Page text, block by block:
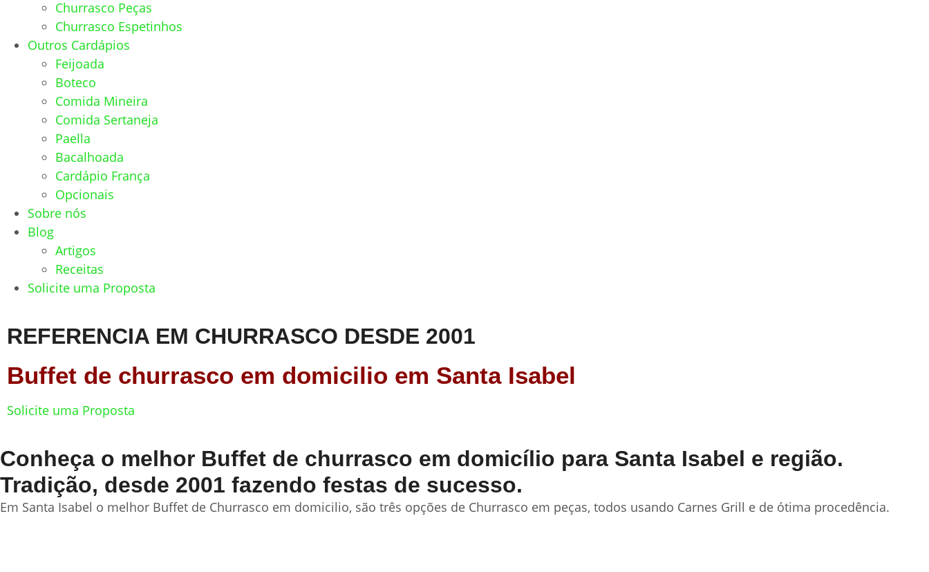
Churrasco Peças
Churrasco Espetinhos
Outros Cardápios
Feijoada
Boteco
Comida Mineira
Comida Sertaneja
Paella
Bacalhoada
Cardápio França
Opcionais
Sobre nós
Blog
Artigos
Receitas
Solicite uma Proposta
REFERENCIA EM CHURRASCO DESDE 2001
Buffet de churrasco em domicilio em Santa Isabel
Solicite uma Proposta
Conheça o melhor Buffet de churrasco em domicílio para Santa Isabel e região.
Tradição, desde 2001 fazendo festas de sucesso.
Em Santa Isabel o melhor Buffet de Churrasco em domicilio, são três opções de Churrasco em peças, todos usando Carnes Grill e de ótima procedência.